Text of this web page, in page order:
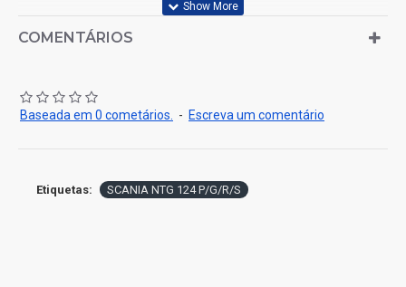
COMENTÁRIOS
Baseada em 0 cometários. - Escreva um comentário
Etiquetas: SCANIA NTG 124 P/G/R/S